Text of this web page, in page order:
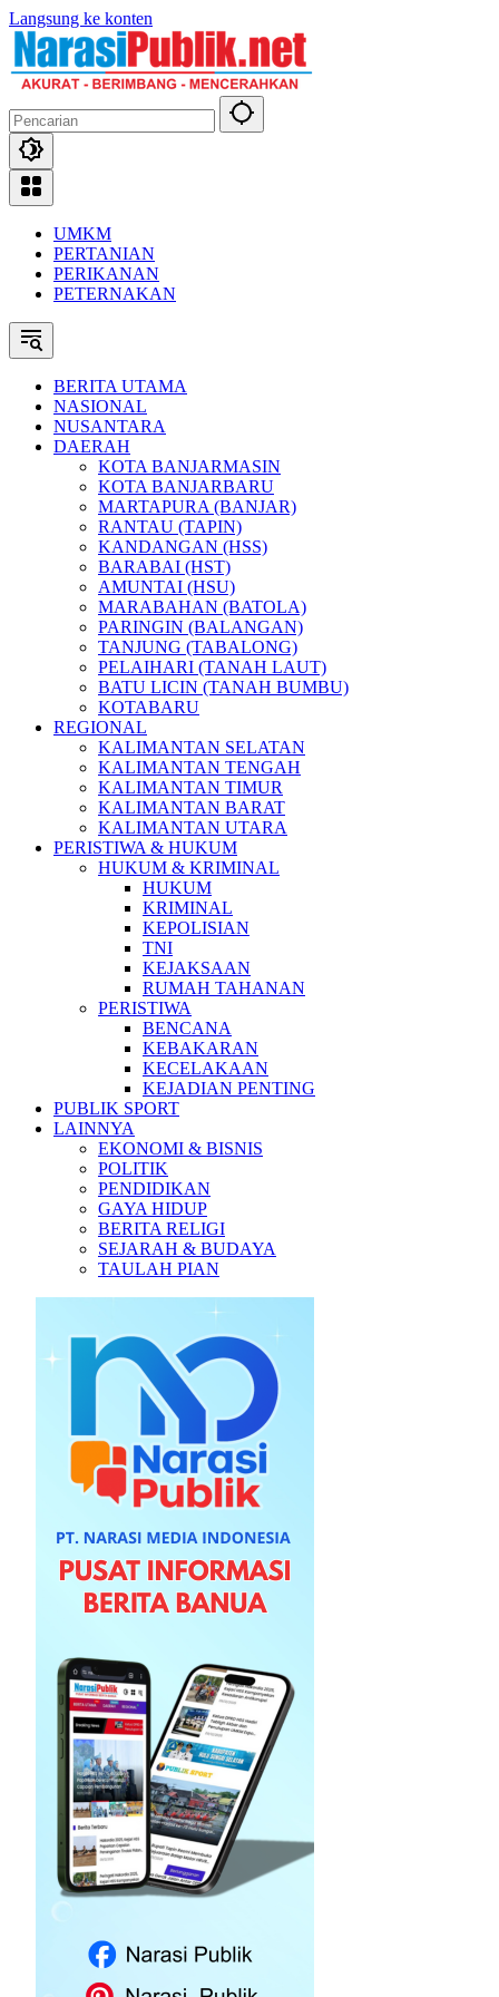
Langsung ke konten
UMKM
PERTANIAN
PERIKANAN
PETERNAKAN
BERITA UTAMA
NASIONAL
NUSANTARA
DAERAH
KOTA BANJARMASIN
KOTA BANJARBARU
MARTAPURA (BANJAR)
RANTAU (TAPIN)
KANDANGAN (HSS)
BARABAI (HST)
AMUNTAI (HSU)
MARABAHAN (BATOLA)
PARINGIN (BALANGAN)
TANJUNG (TABALONG)
PELAIHARI (TANAH LAUT)
BATU LICIN (TANAH BUMBU)
KOTABARU
REGIONAL
KALIMANTAN SELATAN
KALIMANTAN TENGAH
KALIMANTAN TIMUR
KALIMANTAN BARAT
KALIMANTAN UTARA
PERISTIWA & HUKUM
HUKUM & KRIMINAL
HUKUM
KRIMINAL
KEPOLISIAN
TNI
KEJAKSAAN
RUMAH TAHANAN
PERISTIWA
BENCANA
KEBAKARAN
KECELAKAAN
KEJADIAN PENTING
PUBLIK SPORT
LAINNYA
EKONOMI & BISNIS
POLITIK
PENDIDIKAN
GAYA HIDUP
BERITA RELIGI
SEJARAH & BUDAYA
TAULAH PIAN